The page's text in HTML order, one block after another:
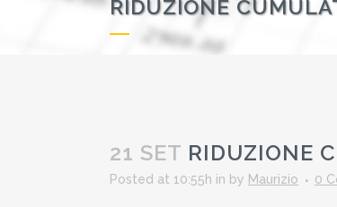
RIDUZIONE
21 SET RIDUZIONE
Posted at 10:55h in by Maurizio 0